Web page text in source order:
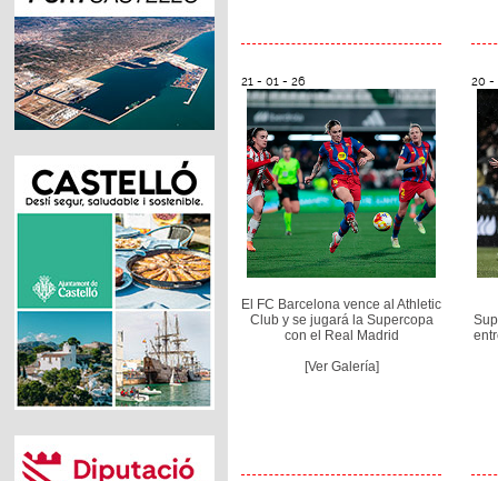
21 - 01 - 26
El FC Barcelona vence al Athletic
Club y se jugará la Supercopa
con el Real Madrid
[Ver Galería]
20 -